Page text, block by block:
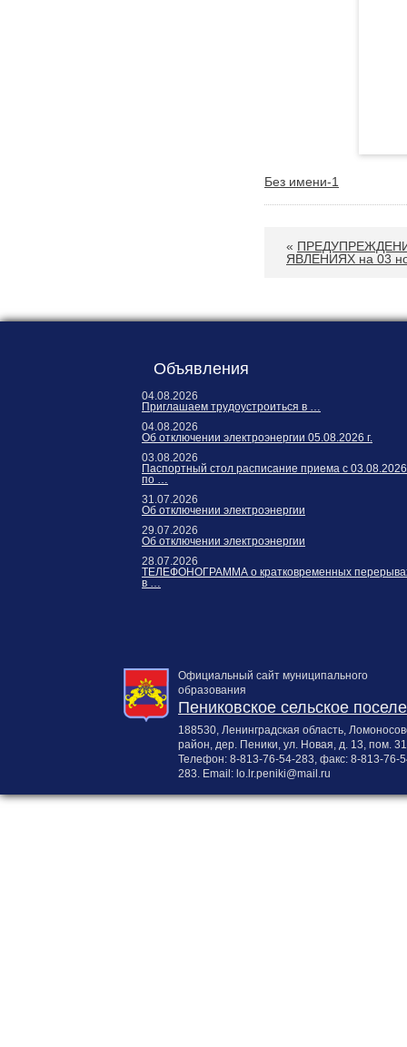
Без имени-1
«
ЯВЛЕНИЯХ на 03
Объявления
04.08.2026
Приглашаем трудоустроиться в …
04.08.2026
Об отключении электроэнергии 05.08.2026 г.
03.08.2026
Паспортный стол расписание приема с 03.08.2026
по …
31.07.2026
Об отключении электроэнергии
29.07.2026
Об отключении электроэнергии
28.07.2026
ТЕЛЕФОНОГРАММА о кратковременных
в …
Официальный сайт муниципального
образования
Пениковское сельское
188530, Ленинградская область,
район, дер. Пеники, ул. Новая, д. 13, пом. 31
Телефон: 8-813-76-54-283, факс: 8-813-76-
283. Email: lo.lr.peniki@mail.ru